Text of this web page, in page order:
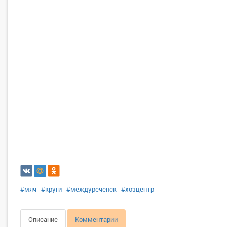
#мяч #круги #междуреченск #хозцентр
Описание Комментарии